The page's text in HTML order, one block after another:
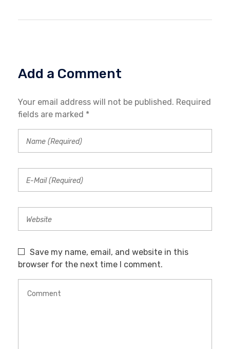
Add a Comment
Your email address will not be published. Required
fields are marked *
Save my name, email, and website in this
browser for the next time I comment.